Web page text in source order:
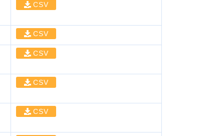
CSV
CSV
CSV
CSV
CSV